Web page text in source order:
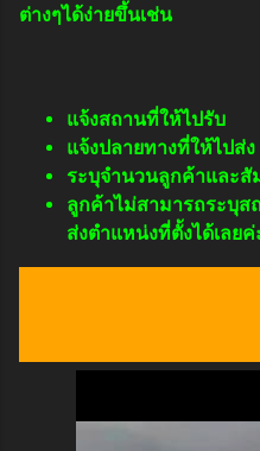
ต่างๆได้ง่ายขึ้นเช่น
แจ้งสถานที่ให้ไปรับ
แจ้งปลายทางที่ให้ไปส่ง
ระบุจำนวนลูกค้าและสั
ลูกค้าไม่สามารถระบุส
ส่งตำแหน่งที่ตั้งได้เลยค่